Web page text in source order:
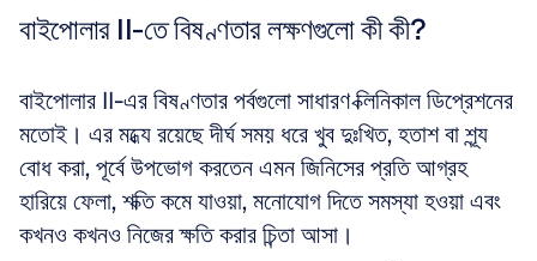
বাইপোলার II-তে বিষণ্ণতার লক্ষণগুলো কী কী?
বাইপোলার II-এর বিষণ্ণতার পর্বগুলো সাধারণ ক্লিনিকাল ডিপ্রেশনের
মতোই। এর মধ্যে রয়েছে দীর্ঘ সময় ধরে খুব দুঃখিত, হতাশ বা শূন্য
বোধ করা, পূর্বে উপভোগ করতেন এমন জিনিসের প্রতি আগ্রহ
হারিয়ে ফেলা, শক্তি কমে যাওয়া, মনোযোগ দিতে সমস্যা হওয়া এবং
কখনও কখনও নিজের ক্ষতি করার চিন্তা আসা।